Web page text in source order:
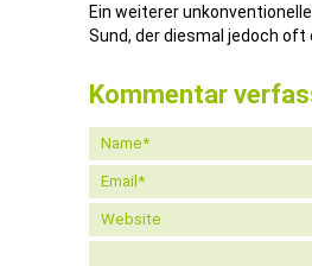
Ein weiterer
Sund, der diesmal jedoch
Kommentar